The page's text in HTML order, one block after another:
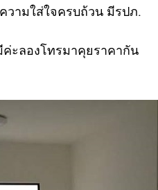
วามใส่ใจครบถ้วน มีรปภ.
ะลองโทรมาคุยราคากัน